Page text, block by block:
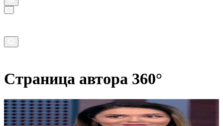
Страница автора 360°